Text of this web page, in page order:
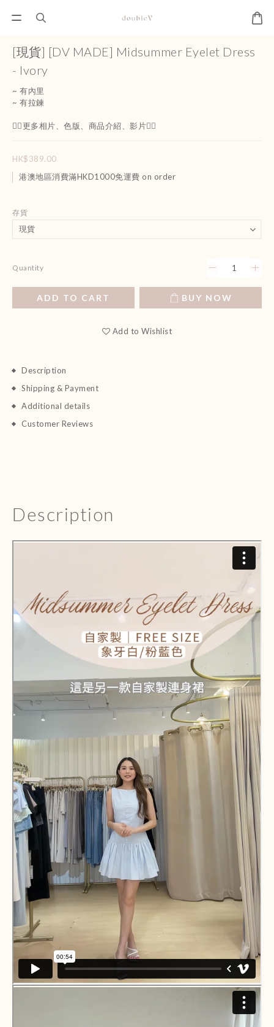
[現貨] [DV MADE] Midsummer Eyelet Dress
- Ivory
~ 有內里
~ 有拉鍊
👇🏻更多相片、色版、商品介紹、影片👇🏻
HK$389.00
港澳地區消費滿HKD1000免運費 on order
存貨
Quantity
ADD TO CART BUY NOW
Add to Wishlist
Description
Shipping & Payment
Additional details
Customer Reviews
Description